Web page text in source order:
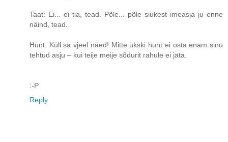
Taat: Ei... ei tia, tead. Põle... põle siukest imeasja ju enne
näind, tead.
Hunt: Küll sa vjeel näed! Mitte ükski hunt ei osta enam sinu
tehtud asju – kui teije meije sõdurit rahule ei jäta.
:-P
Reply